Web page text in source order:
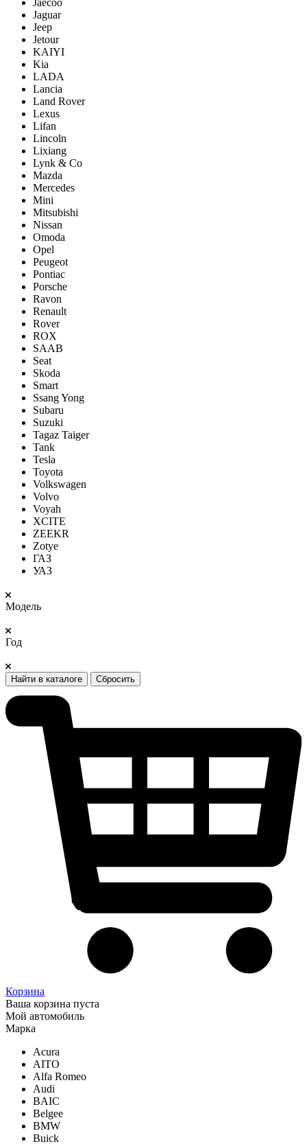
Jaecoo
Jaguar
Jeep
Jetour
KAIYI
Kia
LADA
Lancia
Land Rover
Lexus
Lifan
Lincoln
Lixiang
Lynk & Co
Mazda
Mercedes
Mini
Mitsubishi
Nissan
Omoda
Opel
Peugeot
Pontiac
Porsсhe
Ravon
Renault
Rover
ROX
SAAB
Seat
Skoda
Smart
Ssang Yong
Subaru
Suzuki
Tagaz Taiger
Tank
Tesla
Toyota
Volkswagen
Volvo
Voyah
XCITE
ZEEKR
Zotye
ГАЗ
УАЗ
Модель
Год
Найти в каталоге Сбросить
Корзина
Ваша корзина пуста
Мой автомобиль
Марка
Acura
AITO
Alfa Romeo
Audi
BAIC
Belgee
BMW
Buick